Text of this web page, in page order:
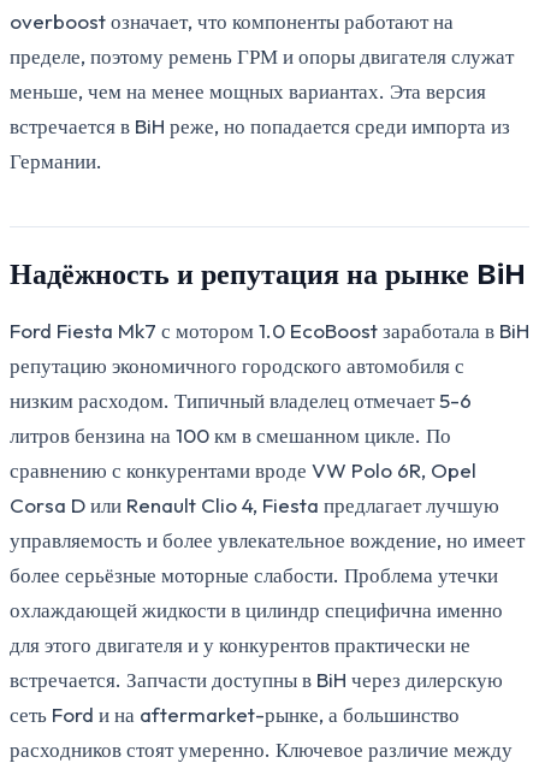
overboost означает, что компоненты работают на
пределе, поэтому ремень ГРМ и опоры двигателя служат
меньше, чем на менее мощных вариантах. Эта версия
встречается в BiH реже, но попадается среди импорта из
Германии.
Надёжность и репутация на рынке BiH
Ford Fiesta Mk7 с мотором 1.0 EcoBoost заработала в BiH
репутацию экономичного городского автомобиля с
низким расходом. Типичный владелец отмечает 5-6
литров бензина на 100 км в смешанном цикле. По
сравнению с конкурентами вроде VW Polo 6R, Opel
Corsa D или Renault Clio 4, Fiesta предлагает лучшую
управляемость и более увлекательное вождение, но имеет
более серьёзные моторные слабости. Проблема утечки
охлаждающей жидкости в цилиндр специфична именно
для этого двигателя и у конкурентов практически не
встречается. Запчасти доступны в BiH через дилерскую
сеть Ford и на aftermarket-рынке, а большинство
расходников стоят умеренно. Ключевое различие между